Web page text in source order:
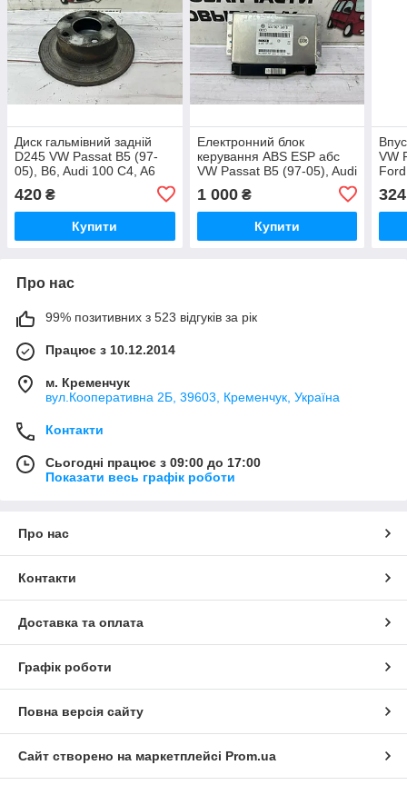
Диск гальмівний задній
D245 VW Passat B5 (97-
05), B6, Audi 100 C4, A6
420 ₴
Купити
Електронний блок
керування ABS ESP абс
VW Passat B5 (97-05), Audi
8D0907389D, 0265109463
1 000₴
Купити
VW
324
Про нас
99% позитивних з 523 відгуків за рік
Працює з 10.12.2014
м. Кременчук
вул.Кооперативна 2Б, 39603, Кременчук, Україна
Контакти
Сьогодні працює з 09:00 до 17:00
Показати весь графік роботи
Про нас
Контакти
Доставка та оплата
Графік роботи
Повна версія сайту
Сайт створено на маркетплейсі Prom.ua